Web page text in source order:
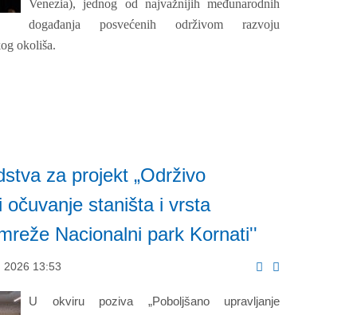
Venezia), jednog od najvažnijih međunarodnih
događanja posvećenih održivom razvoju
okoliša.
za projekt „Održivo
očuvanje staništa i vrsta
Nacionalni park Kornati''
2026 13:53
U okviru poziva „Poboljšano upravljanje